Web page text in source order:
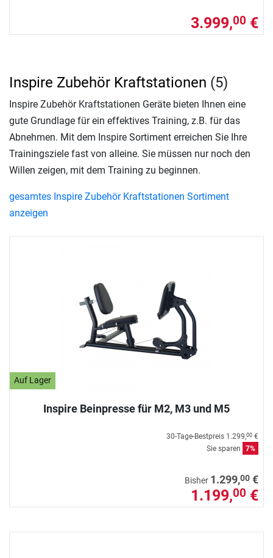
3.999,00 €
Auf Lager
Inspire Beinpresse für M2, M3 und M5
30-Tage-Bestpreis 1.299,00 €
Sie sparen
7%
Bisher 1.299,00 €
1.199,00 €
Inspire Zubehör Kraftstationen (5)
Inspire Zubehör Kraftstationen Geräte bieten Ihnen eine
gute Grundlage für ein effektives Training, z.B. für das
Abnehmen. Mit dem Inspire Sortiment erreichen Sie Ihre
Trainingsziele fast von alleine. Sie müssen nur noch den
Willen zeigen, mit dem Training zu beginnen.
gesamtes Inspire Zubehör Kraftstationen Sortiment
anzeigen